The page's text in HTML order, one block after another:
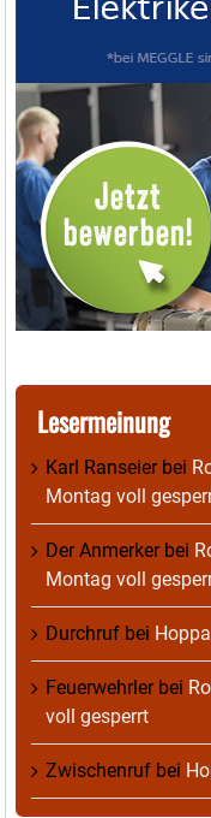
Lesermeinung
Karl Ranseierbei
Montag voll
Der Anmerkerbei
Montag voll
Durchruf bei
Feuerwehrlerbei
voll gesperrt
Zwischenruf bei